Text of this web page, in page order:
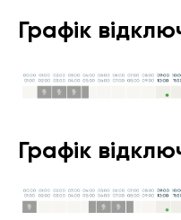
Графік
Графік